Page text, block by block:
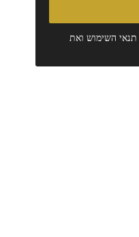
תנאי השימושואת